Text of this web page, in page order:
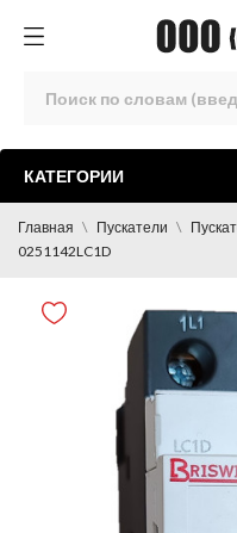
КАТЕГОРИИ
Главная Пускатели
0251142LC1D